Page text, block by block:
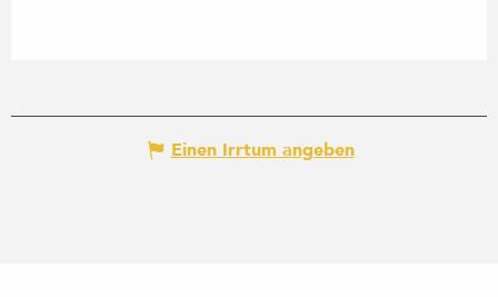
Einen Irrtum angeben